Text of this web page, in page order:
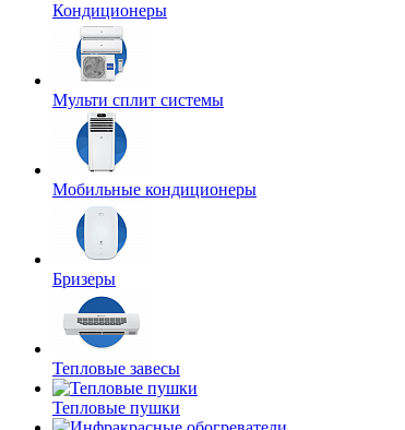
Кондиционеры
Мульти сплит системы
Мобильные кондиционеры
Бризеры
Тепловые завесы
Тепловые пушки